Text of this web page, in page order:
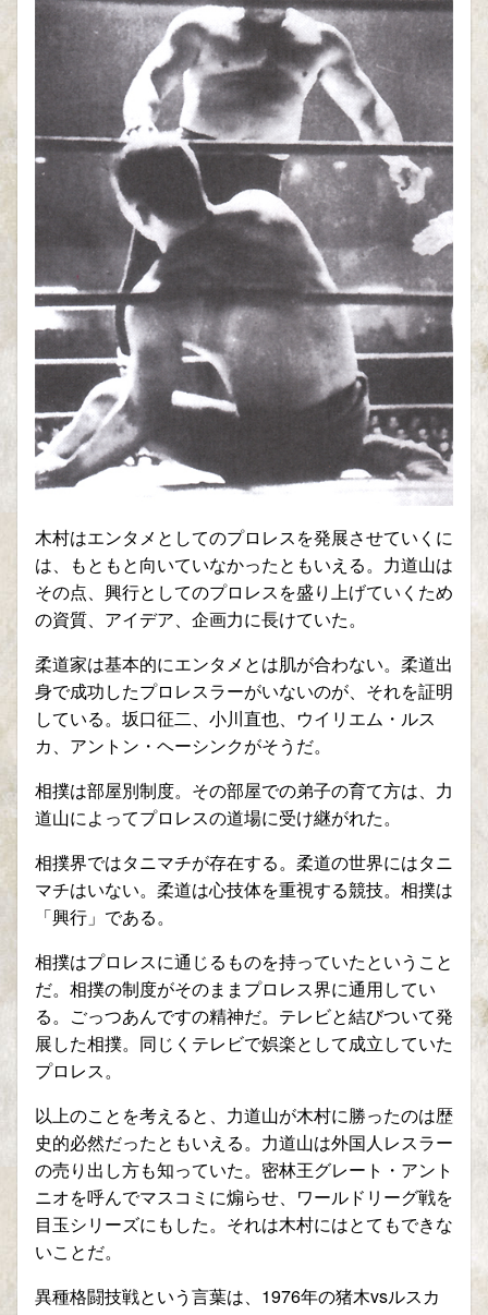
木村はエンタメとしてのプロレスを発展させていくに
は、もともと向いていなかったともいえる。力道山は
その点、興行としてのプロレスを盛り上げていくため
の資質、アイデア、企画力に長けていた。
柔道家は基本的にエンタメとは肌が合わない。柔道出
身で成功したプロレスラーがいないのが、それを証明
している。坂口征二、小川直也、ウイリエム・ルス
カ、アントン・ヘーシンクがそうだ。
相撲は部屋別制度。その部屋での弟子の育て方は、力
道山によってプロレスの道場に受け継がれた。
相撲界ではタニマチが存在する。柔道の世界にはタニ
マチはいない。柔道は心技体を重視する競技。相撲は
「興行」である。
相撲はプロレスに通じるものを持っていたということ
だ。相撲の制度がそのままプロレス界に通用してい
る。ごっつあんですの精神だ。テレビと結びついて発
展した相撲。同じくテレビで娯楽として成立していた
プロレス。
以上のことを考えると、力道山が木村に勝ったのは歴
史的必然だったともいえる。力道山は外国人レスラー
の売り出し方も知っていた。密林王グレート・アント
ニオを呼んでマスコミに煽らせ、ワールドリーグ戦を
目玉シリーズにもした。それは木村にはとてもできな
いことだ。
異種格闘技戦という言葉は、1976年の猪木vsルスカ